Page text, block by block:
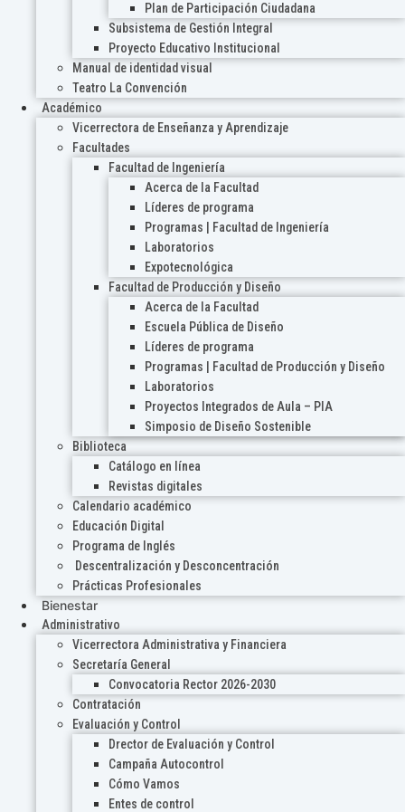
Plan de Participación Ciudadana
Subsistema de Gestión Integral
Proyecto Educativo Institucional
Manual de identidad visual
Teatro La Convención
Académico
Vicerrectora de Enseñanza y Aprendizaje
Facultades
Facultad de Ingeniería
Acerca de la Facultad
Líderes de programa
Programas | Facultad de Ingeniería
Laboratorios
Expotecnológica
Facultad de Producción y Diseño
Acerca de la Facultad
Escuela Pública de Diseño
Líderes de programa
Programas | Facultad de Producción y Diseño
Laboratorios
Proyectos Integrados de Aula – PIA
Simposio de Diseño Sostenible
Biblioteca
Catálogo en línea
Revistas digitales
Calendario académico
Educación Digital
Programa de Inglés
Descentralización y Desconcentración
Prácticas Profesionales
Bienestar
Administrativo
Vicerrectora Administrativa y Financiera
Secretaría General
Convocatoria Rector 2026-2030
Contratación
Evaluación y Control
Drector de Evaluación y Control
Campaña Autocontrol
Cómo Vamos
Entes de control